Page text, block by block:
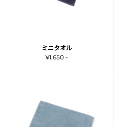
ミニタオル
¥1,650 -